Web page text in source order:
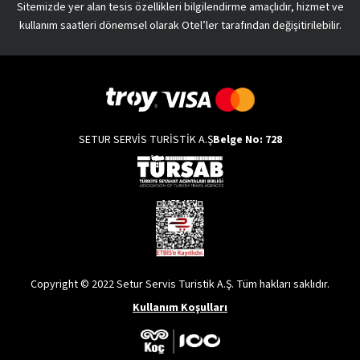
Sitemizde yer alan tesis özellikleri bilgilendirme amaçlıdır, hizmet ve
kullanım saatleri dönemsel olarak Otel’ler tarafından değişitirilebilir.
SETUR SERVİS TURİSTİK A.ŞBelge No: 728
Copyright © 2022 Setur Servis Turistik A.Ş. Tüm hakları saklıdır.
Kullanım Koşulları